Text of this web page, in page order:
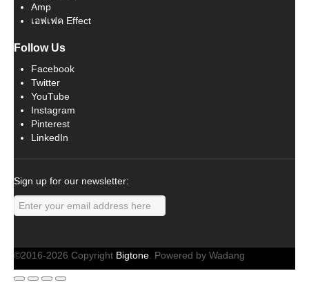
Amp
เอฟเฟค Effect
Follow Us
Facebook
Twitter
YouTube
Instagram
Pinterest
LinkedIn
Sign up for our newsletter:
©2016-2026 Copyright Bigtone. Powered by Wadang